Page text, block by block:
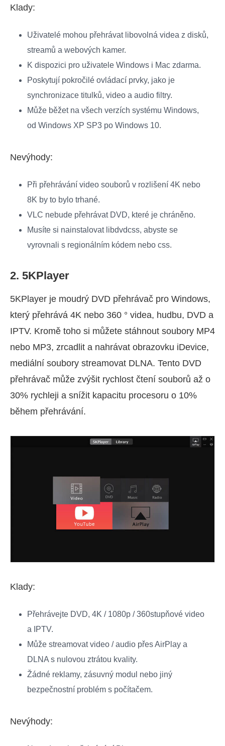
Klady:
Uživatelé mohou přehrávat libovolná videa z disků,
streamů a webových kamer.
K dispozici pro uživatele Windows i Mac zdarma.
Poskytují pokročilé ovládací prvky, jako je
synchronizace titulků, video a audio filtry.
Může běžet na všech verzích systému Windows,
od Windows XP SP3 po Windows 10.
Nevýhody:
Při přehrávání video souborů v rozlišení 4K nebo
8K by to bylo trhané.
VLC nebude přehrávat DVD, které je chráněno.
Musíte si nainstalovat libdvdcss, abyste se
vyrovnali s regionálním kódem nebo css.
2. 5KPlayer
5KPlayer je moudrý DVD přehrávač pro Windows,
který přehrává 4K nebo 360 ° videa, hudbu, DVD a
IPTV. Kromě toho si můžete stáhnout soubory MP4
nebo MP3, zrcadlit a nahrávat obrazovku iDevice,
mediální soubory streamovat DLNA. Tento DVD
přehrávač může zvýšit rychlost čtení souborů až o
30% rychleji a snížit kapacitu procesoru o 10%
během přehrávání.
Klady:
Přehrávejte DVD, 4K / 1080p / 360stupňové video
a IPTV.
Může streamovat video / audio přes AirPlay a
DLNA s nulovou ztrátou kvality.
Žádné reklamy, zásuvný modul nebo jiný
bezpečnostní problém s počítačem.
Nevýhody: